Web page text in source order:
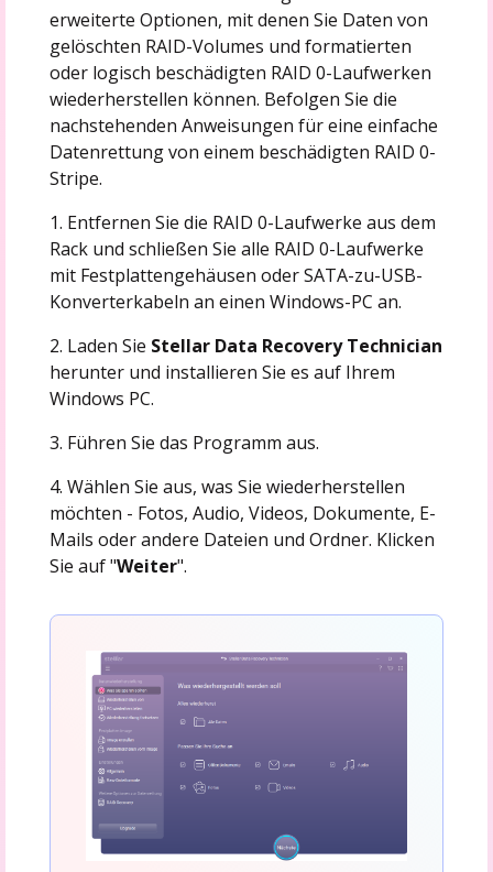
erweiterte Optionen, mit denen Sie Daten von
gelöschten RAID-Volumes und formatierten
oder logisch beschädigten RAID 0-Laufwerken
wiederherstellen können. Befolgen Sie die
nachstehenden Anweisungen für eine einfache
Datenrettung von einem beschädigten RAID 0-
Stripe.
1. Entfernen Sie die RAID 0-Laufwerke aus dem
Rack und schließen Sie alle RAID 0-Laufwerke
mit Festplattengehäusen oder SATA-zu-USB-
Konverterkabeln an einen Windows-PC an.
2. Laden Sie Stellar Data Recovery Technician
herunter und installieren Sie es auf Ihrem
Windows PC.
3. Führen Sie das Programm aus.
4. Wählen Sie aus, was Sie wiederherstellen
möchten - Fotos, Audio, Videos, Dokumente, E-
Mails oder andere Dateien und Ordner. Klicken
Sie auf "Weiter".